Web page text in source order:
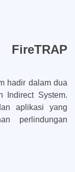
hadir dalam dua
Indirect System.
aplikasi yang
perlindungan